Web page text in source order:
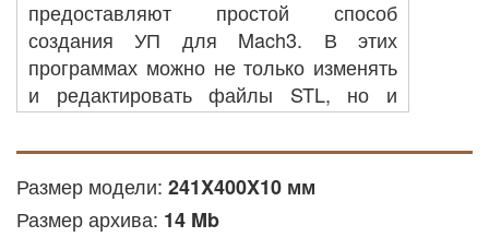
предоставляют простой способ
создания УП для Mach3. В этих
программах можно не только изменять
и редактировать файлы STL, но и
визуализировать процесс будущей
фрезеровки изделия, и конечно
получать время выполнения работы на
станке. Встроенный в программу набор
инструментов позволяет упростить
Размер модели: 241X400X10 мм
Размер архива: 14 Mb